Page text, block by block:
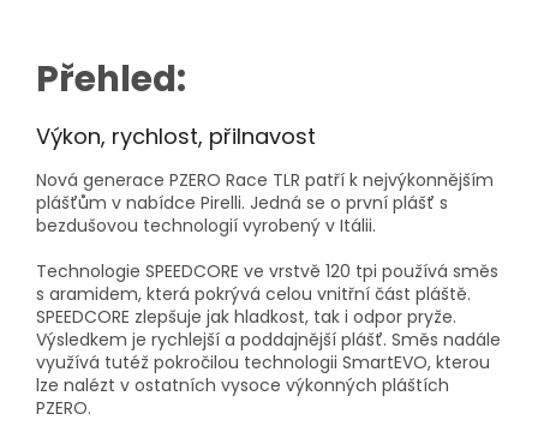
Přehled:
Výkon, rychlost, přilnavost
Nová generace PZERO Race TLR patří k nejvýkonnějším
plášťům v nabídce Pirelli. Jedná se o první plášť s
bezdušovou technologií vyrobený v Itálii.
Technologie SPEEDCORE ve vrstvě 120 tpi používá směs
s aramidem, která pokrývá celou vnitřní část pláště.
SPEEDCORE zlepšuje jak hladkost, tak i odpor pryže.
Výsledkem je rychlejší a poddajnější plášť. Směs nadále
využívá tutéž pokročilou technologii SmartEVO, kterou
lze nalézt v ostatních vysoce výkonných pláštích
PZERO.